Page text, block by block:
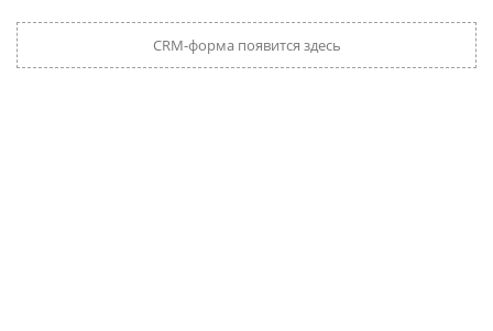
CRM-форма появится здесь